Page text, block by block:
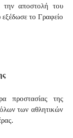
αποστολή του
το Γραφείο
προστασίας της
όλων των αθλητικών